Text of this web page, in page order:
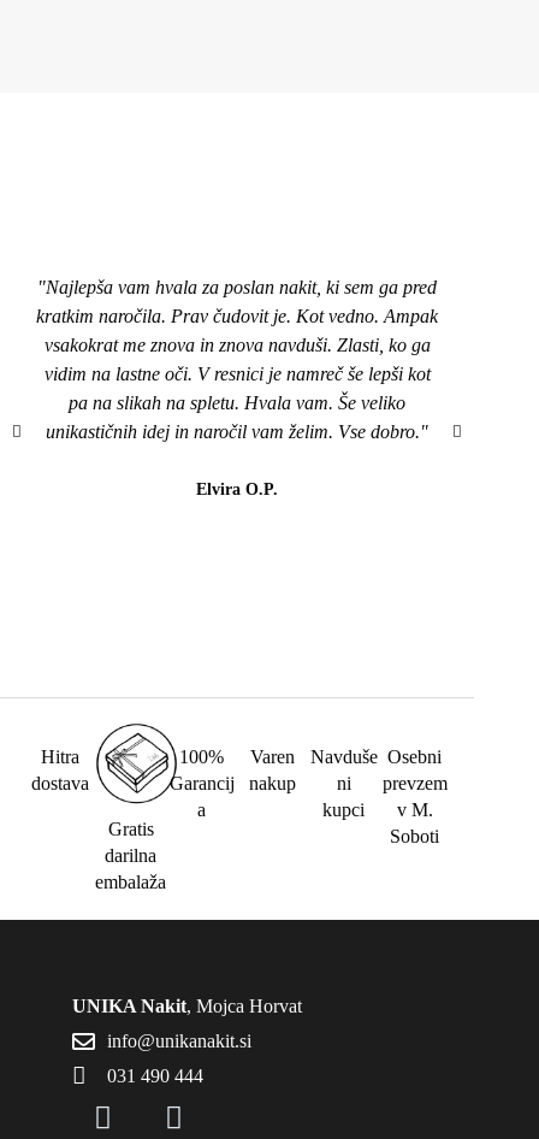
"Najlepša vam hvala za poslan nakit, ki sem ga pred
kratkim naročila. Prav čudovit je. Kot vedno. Ampak
vsakokrat me znova in znova navduši. Zlasti, ko ga
vidim na lastne oči. V resnici je namreč še lepši kot
pa na slikah na spletu. Hvala vam. Še veliko
unikastičnih idej in naročil vam želim. Vse dobro."
Elvira O.P.
Hitra
dostava
Gratis
darilna
embalaža
100%
Garancij
a
Varen
nakup
Navduše
ni
kupci
Osebni
prevzem
v M.
Soboti
UNIKA Nakit, Mojca Horvat
info@unikanakit.si
031 490 444